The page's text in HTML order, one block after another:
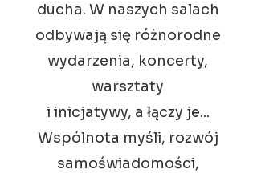
ducha. W naszych salach
odbywają się różnorodne
wydarzenia, koncerty,
warsztaty
i inicjatywy, a łączy je...
Wspólnota myśli, rozwój
samoświadomości,